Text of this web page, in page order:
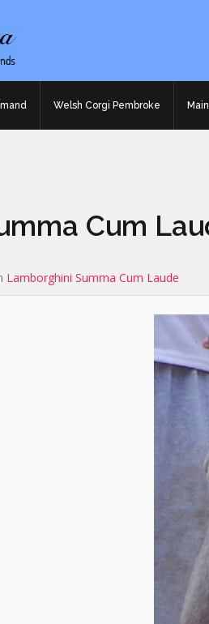
Welsh Corgi Pembroke
Cum
Lamborghini Summa Cum Laude